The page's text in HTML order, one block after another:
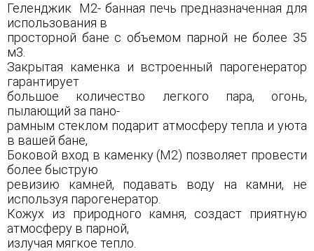
Геленджик М2- банная печь предназначенная для
использования в
просторной бане с объемом парной не более 35
м3.
Закрытая каменка и встроенный парогенератор
гарантирует
большое количество легкого пара, огонь,
пылающий за пано-
рамным стеклом подарит атмосферу тепла и уюта
в вашей бане,
Боковой вход в каменку (М2) позволяет провести
более быструю
ревизию камней, подавать воду на камни, не
используя парогенератор.
Кожух из природного камня, создаст приятную
атмосферу в парной,
излучая мягкое тепло.